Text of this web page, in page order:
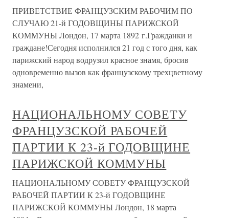
ПРИВЕТСТВИЕ ФРАНЦУЗСКИМ РАБОЧИМ ПО
СЛУЧАЮ 21-й ГОДОВЩИНЫ ПАРИЖСКОЙ
КОММУНЫ Лондон, 17 марта 1892 г.Гражданки и
граждане!Сегодня исполнился 21 год с того дня, как
парижский народ водрузил красное знамя, бросив
одновременно вызов как французскому трехцветному
знамени,
НАЦИОНАЛЬНОМУ СОВЕТУ
ФРАНЦУЗСКОЙ РАБОЧЕЙ
ПАРТИИ К 23-й ГОДОВЩИНЕ
ПАРИЖСКОЙ КОММУНЫ
НАЦИОНАЛЬНОМУ СОВЕТУ ФРАНЦУЗСКОЙ
РАБОЧЕЙ ПАРТИИ К 23-й ГОДОВЩИНЕ
ПАРИЖСКОЙ КОММУНЫ Лондон, 18 марта